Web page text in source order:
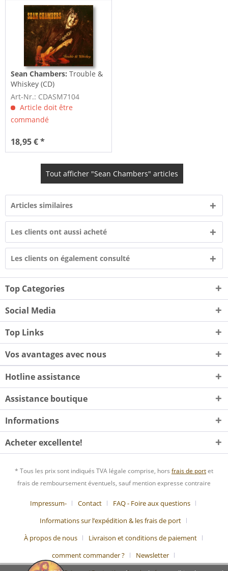
Sean Chambers:Trouble &
Whiskey (CD)
Art-Nr.: CDASM7104
Article doit être
commandé
18,95 € *
Tout afficher "Sean Chambers" articles
Articles similaires
Les clients ont aussi acheté
Les clients on également consulté
Top Categories
Social Media
Top Links
Vos avantages avec nous
Hotline assistance
Assistance boutique
Informations
Acheter excellente!
* Tous les prix sont indiqués TVA légale comprise, hors frais de portet
frais de remboursement éventuels, sauf mention expresse contraire
Impressum- Contact
FAQ - Foire aux questions
Informations sur l’expédition & les frais de port
À propos de nous
Livraison et conditions de paiement
comment commander ?
Newsletter